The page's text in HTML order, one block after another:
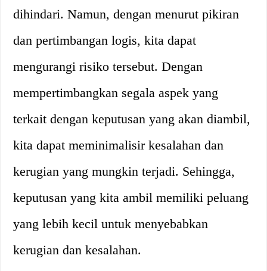
dihindari. Namun, dengan menurut pikiran
dan pertimbangan logis, kita dapat
mengurangi risiko tersebut. Dengan
mempertimbangkan segala aspek yang
terkait dengan keputusan yang akan diambil,
kita dapat meminimalisir kesalahan dan
kerugian yang mungkin terjadi. Sehingga,
keputusan yang kita ambil memiliki peluang
yang lebih kecil untuk menyebabkan
kerugian dan kesalahan.